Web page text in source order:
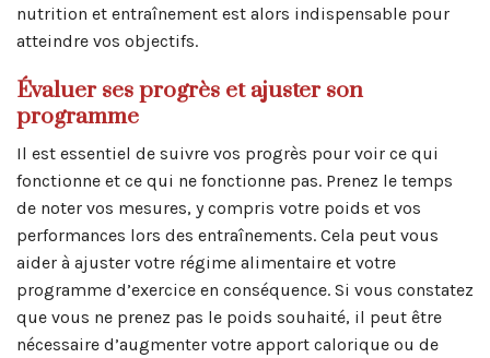
nutrition et entraînement est alors indispensable pour
atteindre vos objectifs.
Évaluer ses progrès et ajuster son
programme
Il est essentiel de suivre vos progrès pour voir ce qui
fonctionne et ce qui ne fonctionne pas. Prenez le temps
de noter vos mesures, y compris votre poids et vos
performances lors des entraînements. Cela peut vous
aider à ajuster votre régime alimentaire et votre
programme d’exercice en conséquence. Si vous constatez
que vous ne prenez pas le poids souhaité, il peut être
nécessaire d’augmenter votre apport calorique ou de